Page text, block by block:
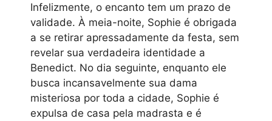
Infelizmente, o encanto tem um prazo de
validade. À meia-noite, Sophie é obrigada
a se retirar apressadamente da festa, sem
revelar sua verdadeira identidade a
Benedict. No dia seguinte, enquanto ele
busca incansavelmente sua dama
misteriosa por toda a cidade, Sophie é
expulsa de casa pela madrasta e é